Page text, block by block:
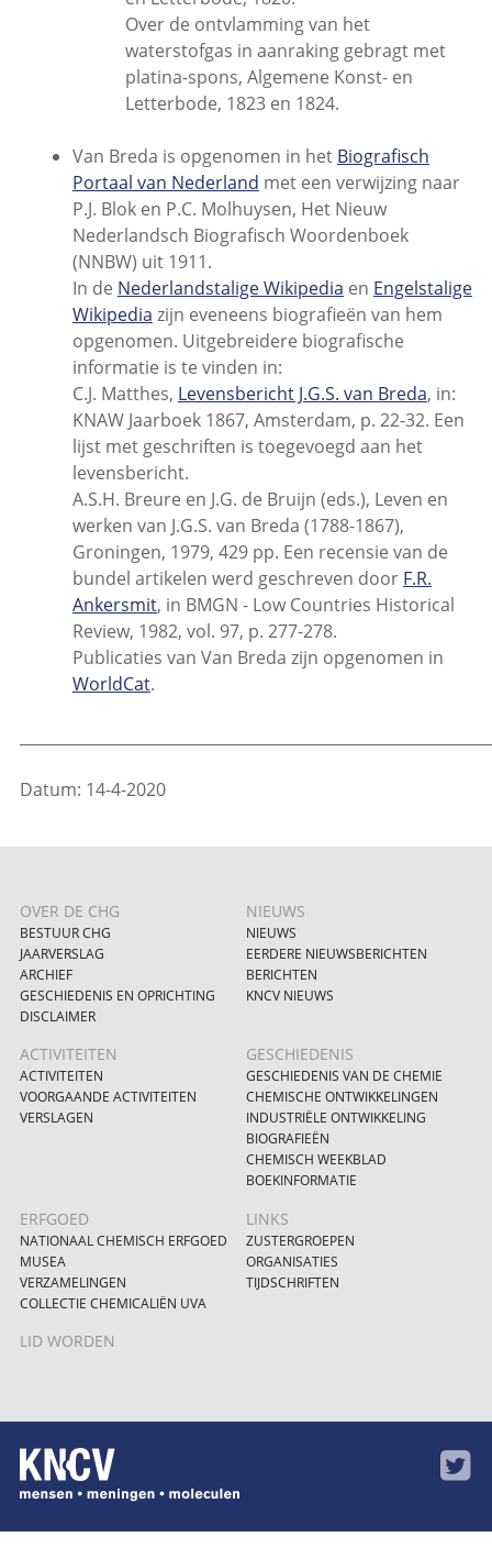
Over de ontvlamming van het
waterstofgas in aanraking gebragt met
platina-spons, Algemene Konst- en
Letterbode, 1823 en 1824.
Van Breda is opgenomen in het Biografisch
Portaal van Nederland met een verwijzing naar
P.J. Blok en P.C. Molhuysen, Het Nieuw
Nederlandsch Biografisch Woordenboek
(NNBW) uit 1911.
In de Nederlandstalige Wikipedia en Engelstalige
Wikipedia zijn eveneens biografieën van hem
opgenomen. Uitgebreidere biografische
informatie is te vinden in:
C.J. Matthes, Levensbericht J.G.S. van Breda, in:
KNAW Jaarboek 1867, Amsterdam, p. 22-32. Een
lijst met geschriften is toegevoegd aan het
levensbericht.
A.S.H. Breure en J.G. de Bruijn (eds.), Leven en
werken van J.G.S. van Breda (1788-1867),
Groningen, 1979, 429 pp. Een recensie van de
bundel artikelen werd geschreven door F.R.
Ankersmit, in BMGN - Low Countries Historical
Review, 1982, vol. 97, p. 277-278.
Publicaties van Van Breda zijn opgenomen in
WorldCat.
Datum: 14-4-2020
OVER DE CHG
BESTUUR CHG
JAARVERSLAG
ARCHIEF
GESCHIEDENIS EN OPRICHTING
DISCLAIMER
NIEUWS
NIEUWS
EERDERE NIEUWSBERICHTEN
BERICHTEN
KNCV NIEUWS
ACTIVITEITEN
ACTIVITEITEN
VOORGAANDE ACTIVITEITEN
VERSLAGEN
GESCHIEDENIS
GESCHIEDENIS VAN DE CHEMIE
CHEMISCHE ONTWIKKELINGEN
INDUSTRIËLE ONTWIKKELING
BIOGRAFIEËN
CHEMISCH WEEKBLAD
BOEKINFORMATIE
ERFGOED
NATIONAAL CHEMISCH ERFGOED
MUSEA
VERZAMELINGEN
COLLECTIE CHEMICALIËN UVA
LINKS
ZUSTERGROEPEN
ORGANISATIES
TIJDSCHRIFTEN
LID WORDEN